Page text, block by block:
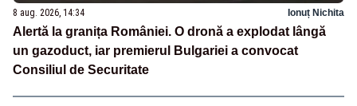
8 aug. 2026, 14:34 Ionuț Nichita
Alertă la granița României. O dronă a explodat lângă
un gazoduct, iar premierul Bulgariei a convocat
Consiliul de Securitate